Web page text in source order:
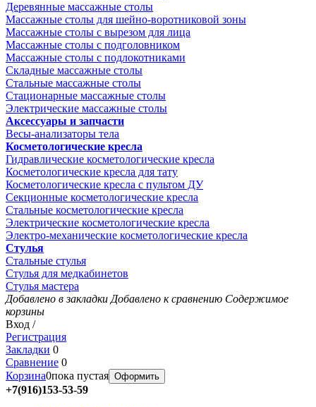
Деревянные массажные столы
Массажные столы для шейно-воротниковой зоны
Массажные столы с вырезом для лица
Массажные столы с подголовником
Массажные столы с подлокотниками
Складные массажные столы
Стальные массажные столы
Стационарные массажные столы
Электрические массажные столы
Аксессуары и запчасти
Весы-анализаторы тела
Косметологические кресла
Гидравлические косметологические кресла
Косметологические кресла для тату
Косметологические кресла с пультом ДУ
Секционные косметологические кресла
Стальные косметологические кресла
Электрические косметологические кресла
Электро-механические косметологические кресла
Стулья
Стальные стулья
Стулья для медкабинетов
Стулья мастера
Добавлено в закладки Добавлено к сравнению Содержимое
корзины
Вход /
Регистрация
Закладки 0
Сравнение 0
Корзина0пока пустая Оформить
+7(916)153-53-59